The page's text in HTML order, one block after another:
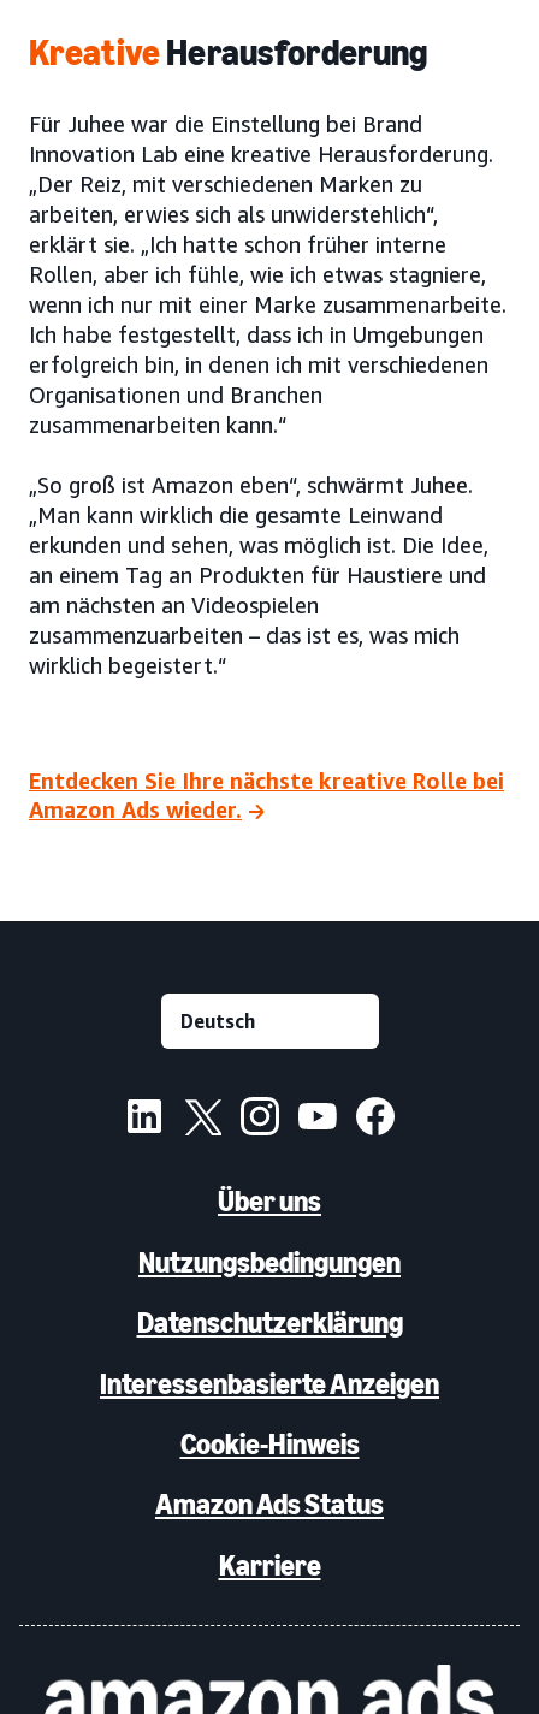
KreativeHerausforderung
Für Juhee war die Einstellung bei Brand
Innovation Lab eine kreative Herausforderung.
„Der Reiz, mit verschiedenen Marken zu
arbeiten, erwies sich als unwiderstehlich“,
erklärt sie. „Ich hatte schon früher interne
Rollen, aber ich fühle, wie ich etwas stagniere,
wenn ich nur mit einer Marke zusammenarbeite.
Ich habe festgestellt, dass ich in Umgebungen
erfolgreich bin, in denen ich mit verschiedenen
Organisationen und Branchen
zusammenarbeiten kann.“
„So groß ist Amazon eben“, schwärmt Juhee.
„Man kann wirklich die gesamte Leinwand
erkunden und sehen, was möglich ist. Die Idee,
an einem Tag an Produkten für Haustiere und
am nächsten an Videospielen
zusammenzuarbeiten – das ist es, was mich
wirklich begeistert.“
Entdecken Sie Ihre nächste kreative Rolle bei
Amazon Ads wieder.
Über uns
Nutzungsbedingungen
Datenschutzerklärung
Interessenbasierte Anzeigen
Cookie-Hinweis
Amazon Ads Status
Karriere